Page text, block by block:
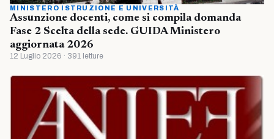
MINISTERO ISTRUZIONE E UNIVERSITÀ
Assunzione docenti, come si compila domanda
Fase 2 Scelta della sede. GUIDA Ministero
aggiornata 2026
12 Luglio 2026 · 391 letture